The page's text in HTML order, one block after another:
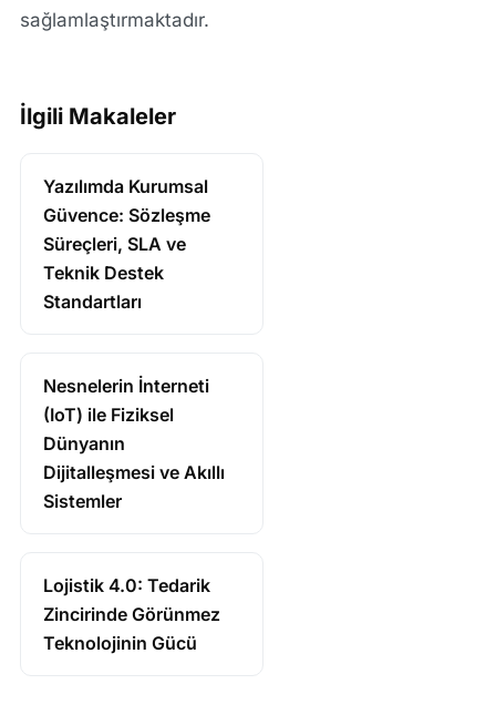
sağlamlaştırmaktadır.
İlgili Makaleler
Yazılımda Kurumsal
Güvence: Sözleşme
Süreçleri, SLA ve
Teknik Destek
Standartları
Nesnelerin İnterneti
(IoT) ile Fiziksel
Dünyanın
Dijitalleşmesi ve Akıllı
Sistemler
Lojistik 4.0: Tedarik
Zincirinde Görünmez
Teknolojinin Gücü